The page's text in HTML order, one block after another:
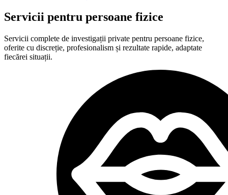
Servicii pentru persoane fizice
Servicii complete de investigații private pentru persoane fizice,
oferite cu discreție, profesionalism și rezultate rapide, adaptate
fiecărei situații.